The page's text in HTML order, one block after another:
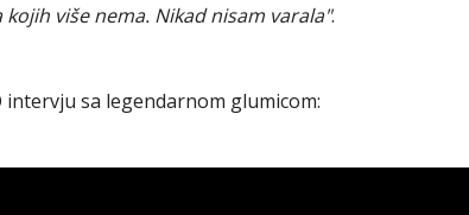
više nema. Nikad nisam varala".
intervju sa legendarnom glumicom: